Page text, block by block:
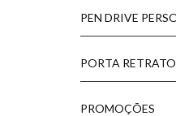
PEN DRIVE
PORTA
PROMOÇÕES